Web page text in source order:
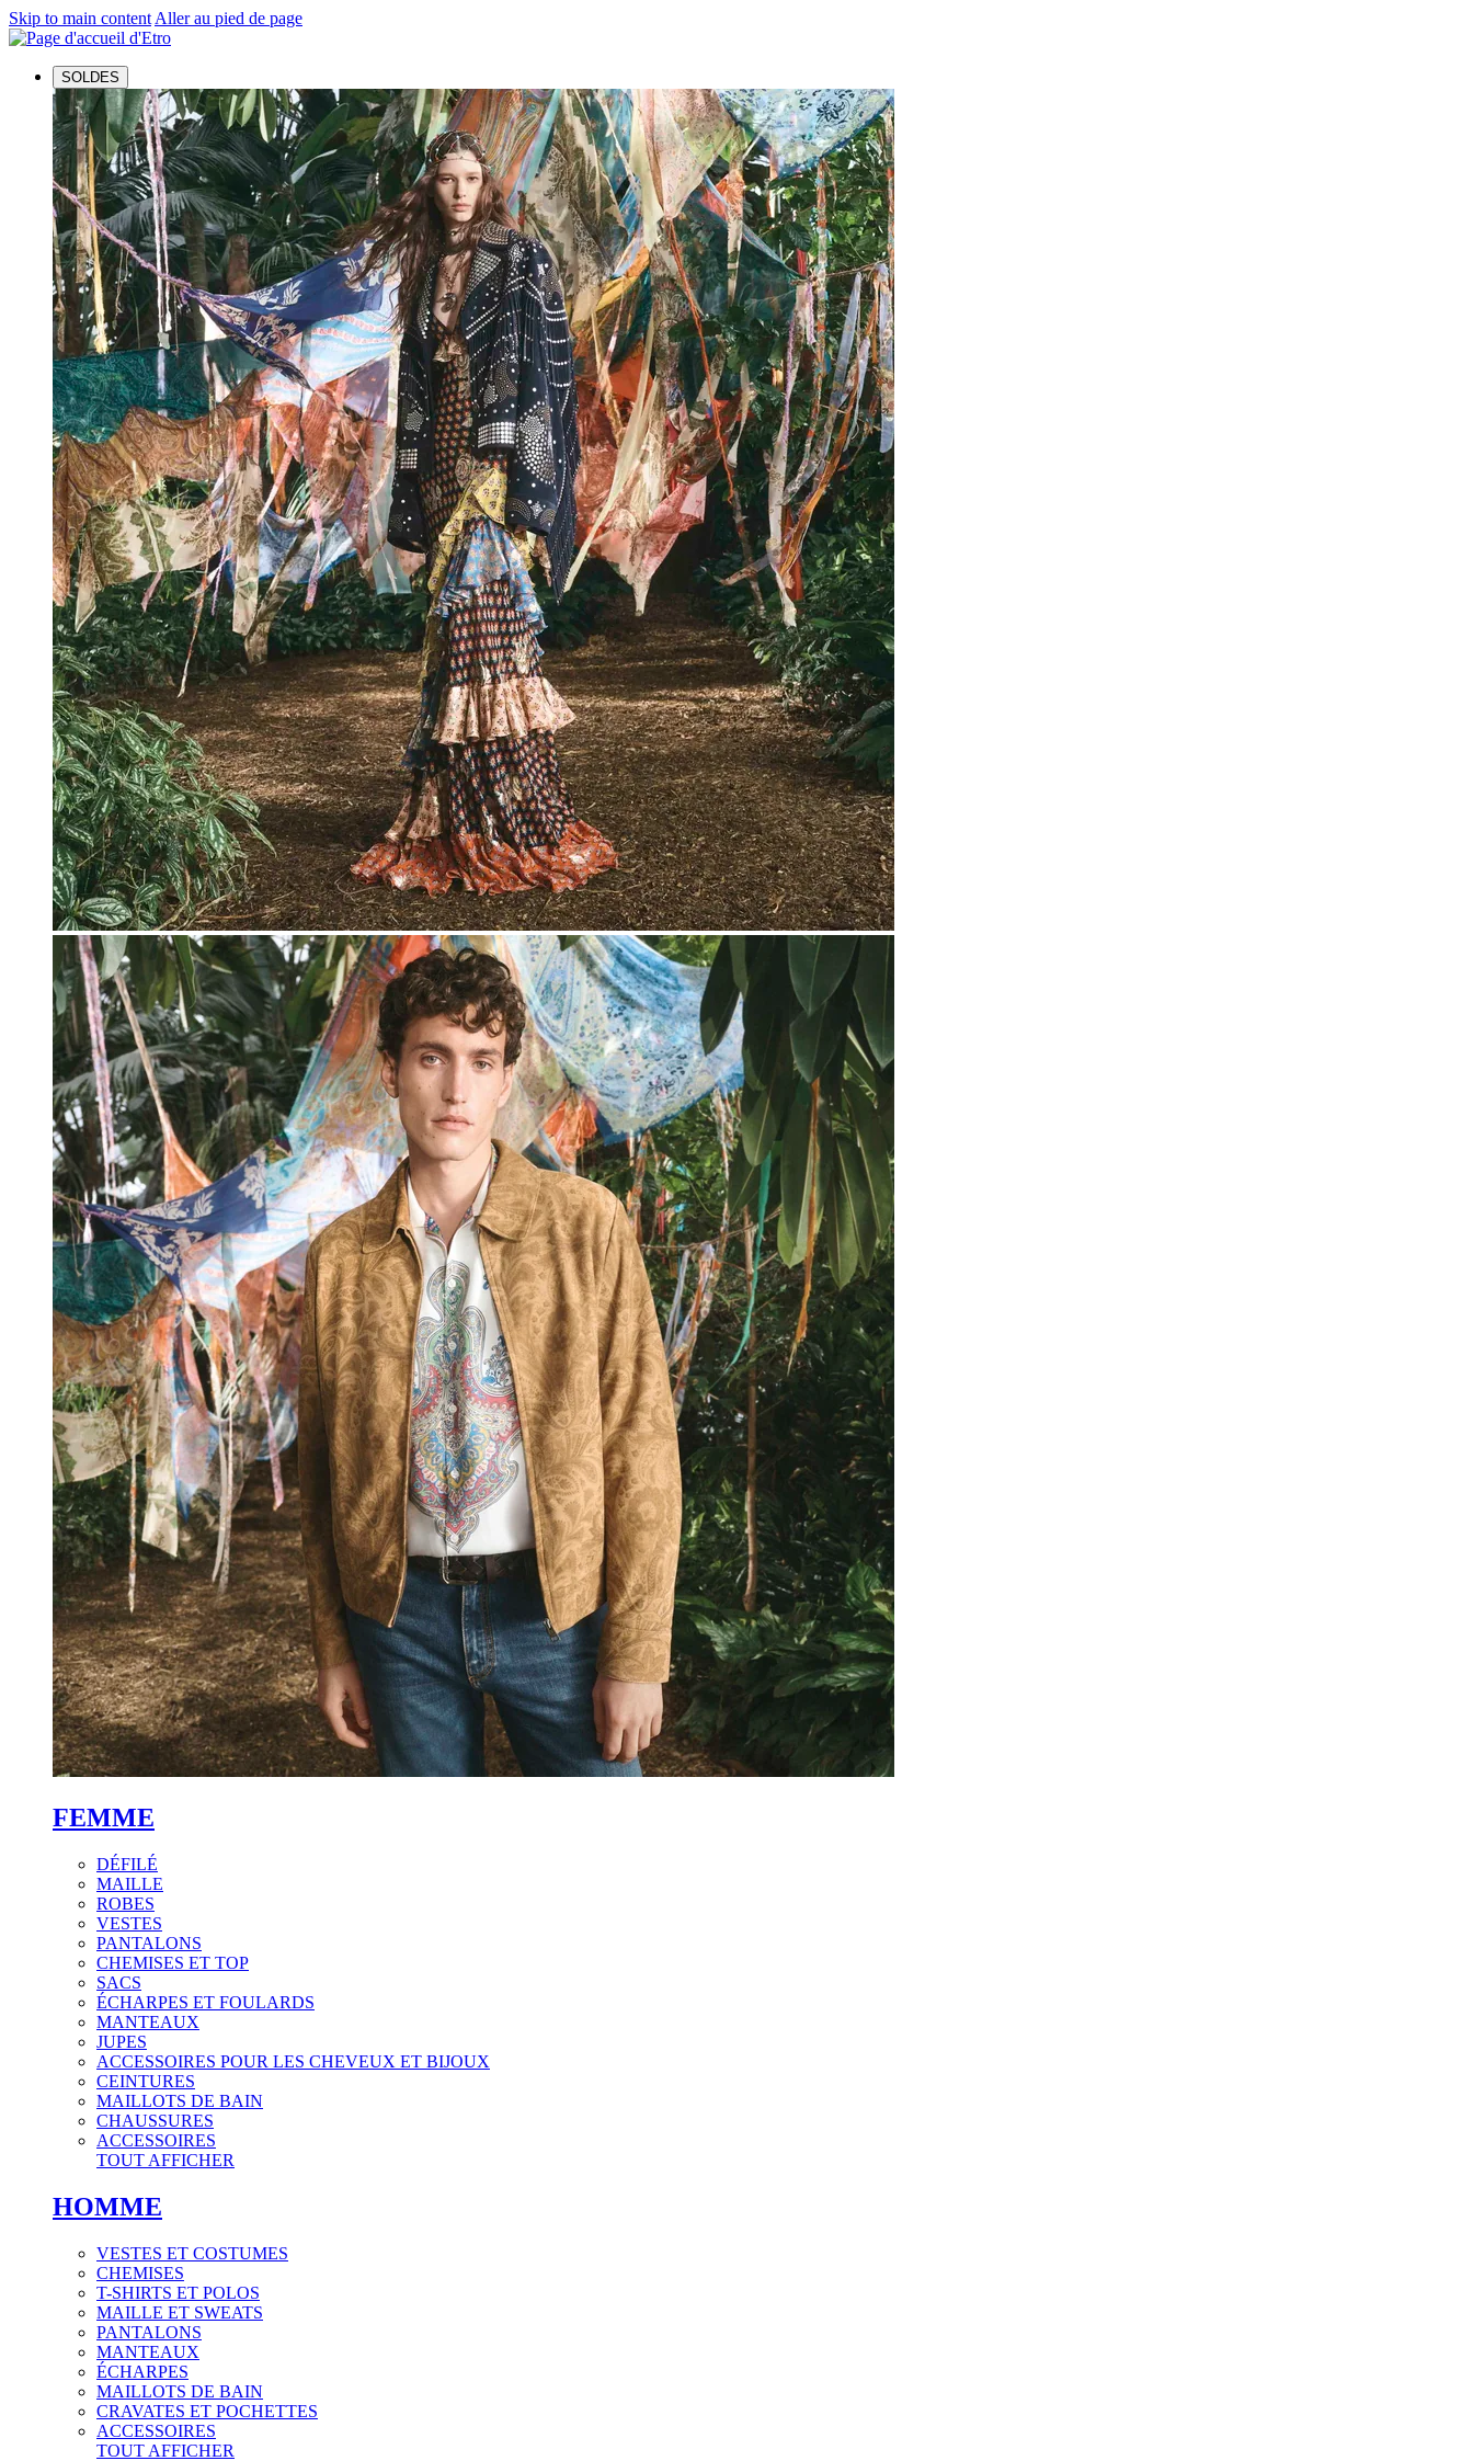
Skip to main content Aller au pied de page
SOLDES
FEMME
DÉFILÉ
MAILLE
ROBES
VESTES
PANTALONS
CHEMISES ET TOP
SACS
ÉCHARPES ET FOULARDS
MANTEAUX
JUPES
ACCESSOIRES POUR LES CHEVEUX ET BIJOUX
CEINTURES
MAILLOTS DE BAIN
CHAUSSURES
ACCESSOIRES
TOUT AFFICHER
HOMME
VESTES ET COSTUMES
CHEMISES
T-SHIRTS ET POLOS
MAILLE ET SWEATS
PANTALONS
MANTEAUX
ÉCHARPES
MAILLOTS DE BAIN
CRAVATES ET POCHETTES
ACCESSOIRES
TOUT AFFICHER